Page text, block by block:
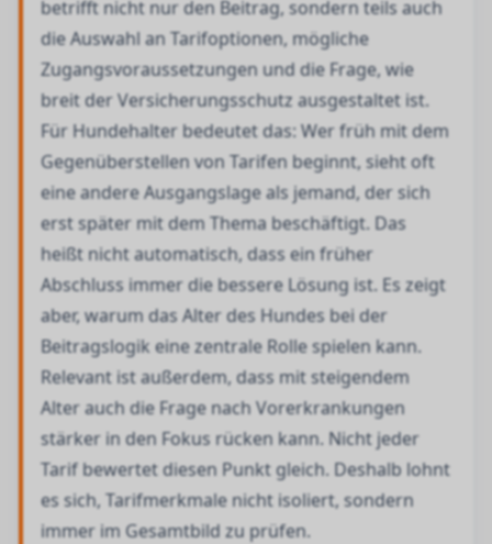
betrifft nicht nur den Beitrag, sondern teils auch
die Auswahl an Tarifoptionen, mögliche
Zugangsvoraussetzungen und die Frage, wie
breit der Versicherungsschutz ausgestaltet ist.
Für Hundehalter bedeutet das: Wer früh mit dem
Gegenüberstellen von Tarifen beginnt, sieht oft
eine andere Ausgangslage als jemand, der sich
erst später mit dem Thema beschäftigt. Das
heißt nicht automatisch, dass ein früher
Abschluss immer die bessere Lösung ist. Es zeigt
aber, warum das Alter des Hundes bei der
Beitragslogik eine zentrale Rolle spielen kann.
Relevant ist außerdem, dass mit steigendem
Alter auch die Frage nach Vorerkrankungen
stärker in den Fokus rücken kann. Nicht jeder
Tarif bewertet diesen Punkt gleich. Deshalb lohnt
es sich, Tarifmerkmale nicht isoliert, sondern
immer im Gesamtbild zu prüfen.